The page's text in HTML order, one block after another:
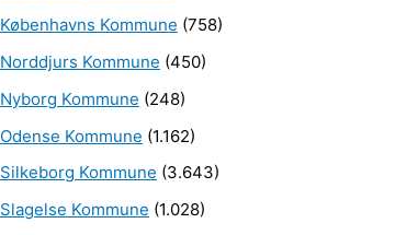
Københavns Kommune (758)
Norddjurs Kommune (450)
Nyborg Kommune (248)
Odense Kommune (1.162)
Silkeborg Kommune (3.643)
Slagelse Kommune (1.028)